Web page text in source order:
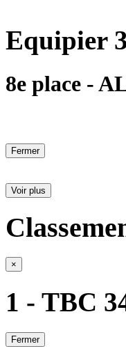
Equipier
8e place -
Fermer
Voir plus
×
1 - TBC
Fermer